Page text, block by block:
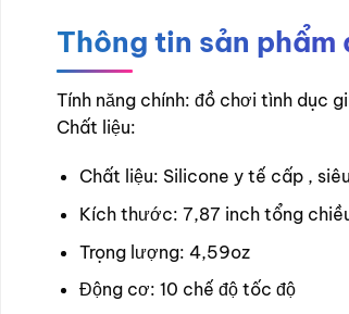
Thông tin sản phẩm
Tính năng chính: đồ chơi tình dục
Chất liệu:
Chất liệu: Silicone y tế cấp ,
Kích thước: 7,87 inch tổng
Trọng lượng: 4,59oz
Động cơ: 10 chế độ tốc độ